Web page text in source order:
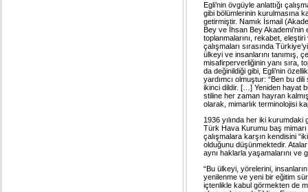
Egli’nin övgüyle anlattığı
gibi bölümlerinin kurulmasına
getirmiştir. Namık İsmail
Bey ve İhsan Bey
toplanmalarını, rekabet,
çalışmaları sırasında
ülkeyi ve insanlarını tanımış,
misafirperverliğinin yanı sıra,
da değinildiği gibi, Egli’nin
yardımcı olmuştur: “Ben bu
ikinci dildir. […] Yeniden hayat
stiline her zaman hayran
olarak, mimarlık terminolojisi
1936 yılında her iki kurumdaki
Türk Hava Kurumu baş mimarı
çalışmalara karşın kendisini
olduğunu düşünmektedir.
aynı haklarla yaşamalarını ve
“Bu ülkeyi, yörelerini,
yenilenme ve yeni bir eğitim
içtenlikle kabul görmekten de